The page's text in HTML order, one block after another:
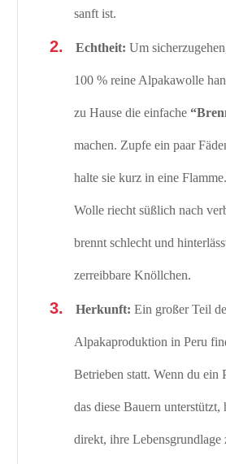
sanft ist.
Echtheit: Um
100 % reine Alpakawolle
zu Hause die einfache
machen. Zupfe ein paar
halte sie kurz in eine
Wolle riecht süßlich nach
brennt schlecht und
zerreibbare Knöllchen.
Herkunft: Ein großer Teil
Alpakaproduktion in Peru
Betrieben statt. Wenn du ein
das diese Bauern
direkt, ihre Lebensgrundlage